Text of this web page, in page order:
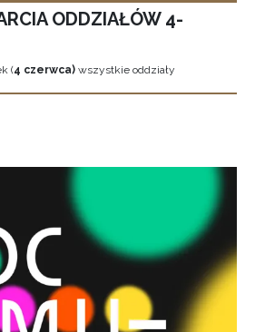
ODDZIAŁÓW 4-
(4 czerwca) wszystkie oddziały